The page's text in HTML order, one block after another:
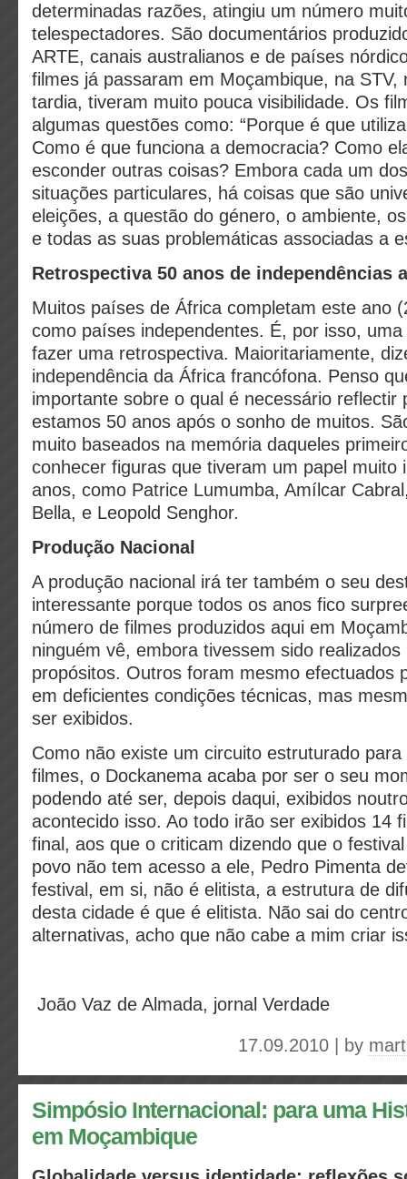
determinadas razões, atingiu um número
telespectadores. São documentários
ARTE, canais australianos e de países
filmes já passaram em Moçambique, na STV,
tardia, tiveram muito pouca visibilidade. Os
algumas questões como: “Porque é que
Como é que funciona a democracia? Como
esconder outras coisas? Embora cada um
situações particulares, há coisas que são
eleições, a questão do género, o ambiente,
e todas as suas problemáticas associadas a
Retrospectiva 50 anos de independências
Muitos países de África completam este ano
como países independentes. É, por isso,
fazer uma retrospectiva. Maioritariamente,
independência da África francófona. Penso
importante sobre o qual é necessário reflectir
estamos 50 anos após o sonho de muitos.
muito baseados na memória daqueles
conhecer figuras que tiveram um papel muito
anos, como Patrice Lumumba, Amílcar
Bella, e Leopold Senghor.
Produção Nacional
A produção nacional irá ter também o seu
interessante porque todos os anos fico
número de filmes produzidos aqui em
ninguém vê, embora tivessem sido
propósitos. Outros foram mesmo efectuados
em deficientes condições técnicas, mas
ser exibidos.
Como não existe um circuito estruturado
filmes, o Dockanema acaba por ser o seu
podendo até ser, depois daqui, exibidos
acontecido isso. Ao todo irão ser exibidos 14
final, aos que o criticam dizendo que o
povo não tem acesso a ele, Pedro Pimenta
festival, em si, não é elitista, a estrutura de
desta cidade é que é elitista. Não sai do
alternativas, acho que não cabe a mim criar
João Vaz de Almada, jornal Verdade
17.09.2010 | by
Simpósio Internacional: para uma
em Moçambique